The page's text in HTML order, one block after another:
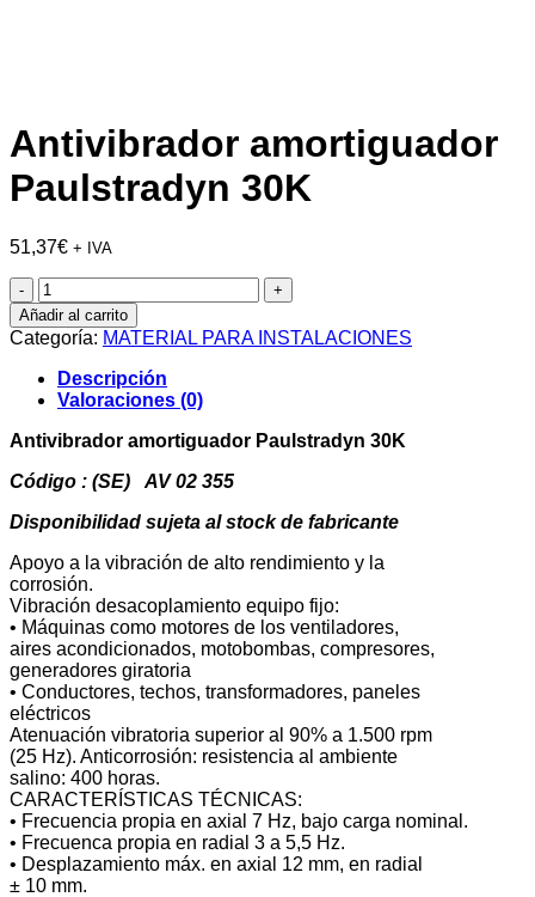
Antivibrador amortiguador
Paulstradyn 30K
51,37€ + IVA
Antivibrador
amortiguador
Paulstradyn
30K
cantidad
Añadir al carrito
Categoría: MATERIAL PARA INSTALACIONES
Descripción
Valoraciones (0)
Antivibrador amortiguador Paulstradyn 30K
Código : (SE) AV 02 355
Disponibilidad sujeta al stock de fabricante
Apoyo a la vibración de alto rendimiento y la
corrosión.
Vibración desacoplamiento equipo fijo:
• Máquinas como motores de los ventiladores,
aires acondicionados, motobombas, compresores,
generadores giratoria
• Conductores, techos, transformadores, paneles
eléctricos
Atenuación vibratoria superior al 90% a 1.500 rpm
(25 Hz). Anticorrosión: resistencia al ambiente
salino: 400 horas.
CARACTERÍSTICAS TÉCNICAS:
• Frecuencia propia en axial 7 Hz, bajo carga nominal.
• Frecuenca propia en radial 3 a 5,5 Hz.
• Desplazamiento máx. en axial 12 mm, en radial
± 10 mm.